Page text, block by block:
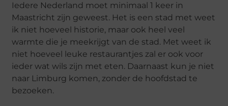
Iedere Nederland moet minimaal 1 keer in
Maastricht zijn geweest. Het is een stad met weet
ik niet hoeveel historie, maar ook heel veel
warmte die je meekrijgt van de stad. Met weet ik
niet hoeveel leuke restaurantjes zal er ook voor
ieder wat wils zijn met eten. Daarnaast kun je niet
naar Limburg komen, zonder de hoofdstad te
bezoeken.